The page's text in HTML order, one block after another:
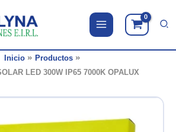
Inicio
Productos
LED 300W IP65 7000K OPALUX